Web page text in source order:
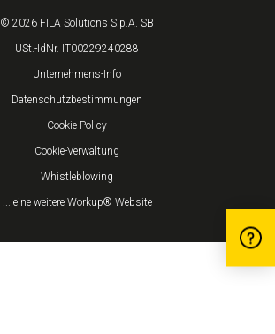
© 2026 FILA Solutions S.p.A. SB
USt.-IdNr. IT00229240288
Unternehmens-Info
Datenschutzbestimmungen
Cookie Policy
Cookie-Verwaltung
Whistleblowing
... eine weitere Workup® Website